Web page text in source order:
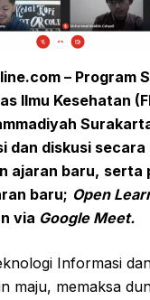
– Program
Ilmu Kesehatan
dan diskusi secara
ajaran baru, serta
baru; Open
via Google Meet.
Informasi
maju, memaksa